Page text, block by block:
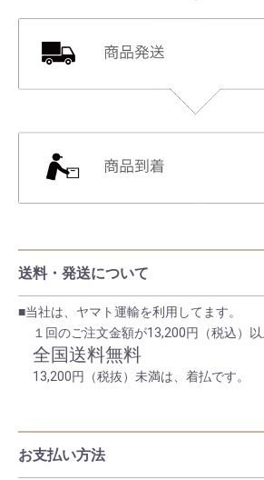
送料・発送について
■当社は、ヤマト運輸を利用してます。
１回のご注文金額が13,200円（税込）
全国送料無料
13,200円（税抜）未満は、着払です。
お支払い方法